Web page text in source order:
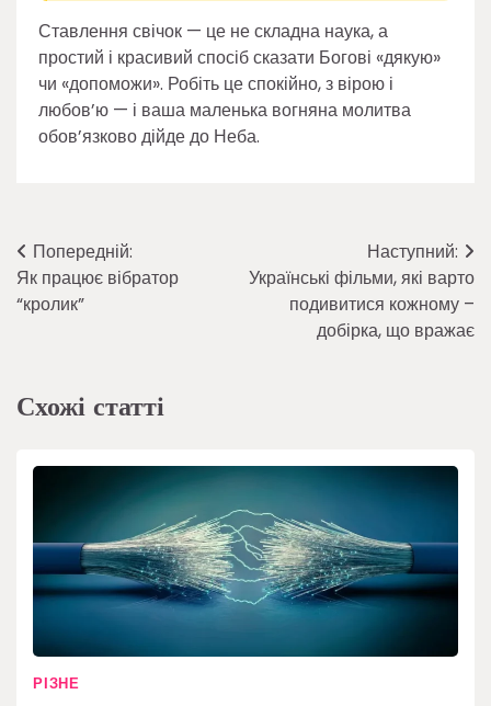
Ставлення свічок — це не складна наука, а
простий і красивий спосіб сказати Богові «дякую»
чи «допоможи». Робіть це спокійно, з вірою і
любов’ю — і ваша маленька вогняна молитва
обов’язково дійде до Неба.
Навігація
записів
Попередній:
Як працює вібратор
“кролик”
Наступний:
Українські фільми, які варто
подивитися кожному –
добірка, що вражає
Схожі статті
РІЗНЕ